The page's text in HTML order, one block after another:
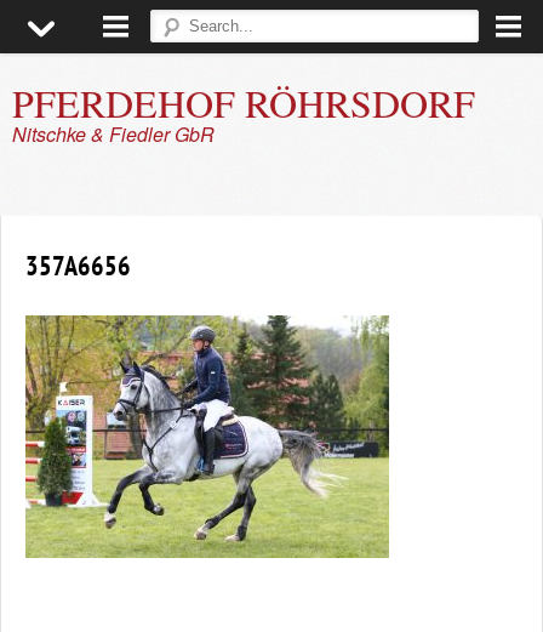
PFERDEHOF RÖHRSDORF
Nitschke & Fiedler GbR
357A6656